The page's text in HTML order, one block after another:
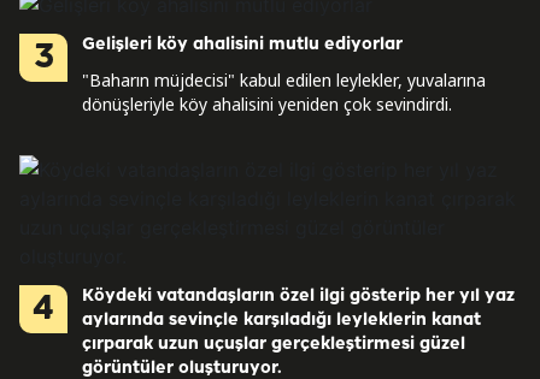
3 Gelişleri köy ahalisini mutlu ediyorlar
"Baharın müjdecisi" kabul edilen leylekler, yuvalarına
dönüşleriyle köy ahalisini yeniden çok sevindirdi.
4
Köydeki vatandaşların özel ilgi gösterip her yıl yaz
aylarında sevinçle karşıladığı leyleklerin kanat
çırparak uzun uçuşlar gerçekleştirmesi güzel
görüntüler oluşturuyor.